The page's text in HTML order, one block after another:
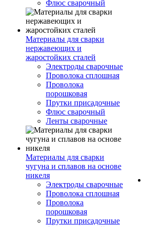
Флюс сварочный
Материалы для сварки
нержавеющих и
жаростойких сталей
Электроды сварочные
Проволока сплошная
Проволока
порошковая
Прутки присадочные
Флюс сварочный
Ленты сварочные
Материалы для сварки
чугуна и сплавов на основе
никеля
Электроды сварочные
Проволока сплошная
Проволока
порошковая
Прутки присадочные